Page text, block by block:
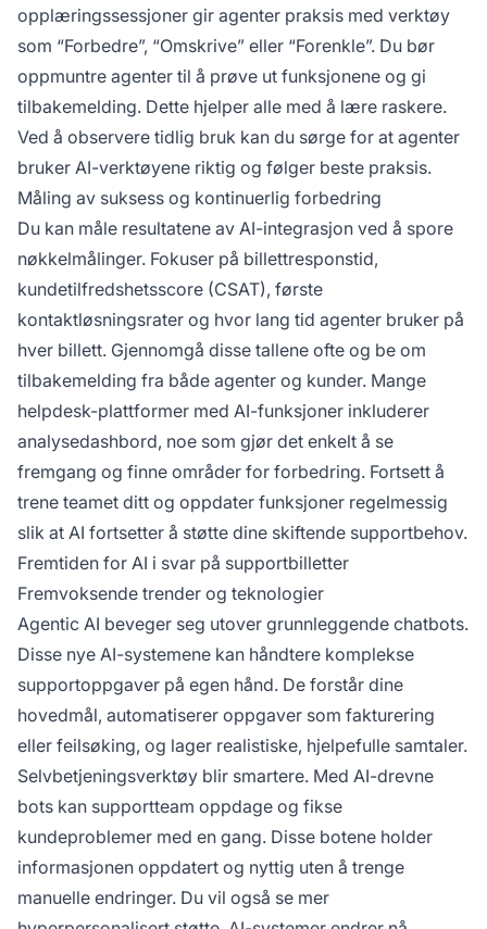
opplæringssessjoner gir agenter praksis med verktøy
som “Forbedre”, “Omskrive” eller “Forenkle”. Du bør
oppmuntre agenter til å prøve ut funksjonene og gi
tilbakemelding. Dette hjelper alle med å lære raskere.
Ved å observere tidlig bruk kan du sørge for at agenter
bruker AI-verktøyene riktig og følger beste praksis.
Måling av suksess og kontinuerlig forbedring
Du kan måle resultatene av AI-integrasjon ved å spore
nøkkelmålinger. Fokuser på billettresponstid,
kundetilfredshetsscore (CSAT), første
kontaktløsningsrater og hvor lang tid agenter bruker på
hver billett. Gjennomgå disse tallene ofte og be om
tilbakemelding fra både agenter og kunder. Mange
helpdesk-plattformer med AI-funksjoner inkluderer
analysedashbord, noe som gjør det enkelt å se
fremgang og finne områder for forbedring. Fortsett å
trene teamet ditt og oppdater funksjoner regelmessig
slik at AI fortsetter å støtte dine skiftende supportbehov.
Fremtiden for AI i svar på supportbilletter
Fremvoksende trender og teknologier
Agentic AI beveger seg utover grunnleggende chatbots.
Disse nye AI-systemene kan håndtere komplekse
supportoppgaver på egen hånd. De forstår dine
hovedmål, automatiserer oppgaver som fakturering
eller feilsøking, og lager realistiske, hjelpefulle samtaler.
Selvbetjeningsverktøy blir smartere. Med AI-drevne
bots kan supportteam oppdage og fikse
kundeproblemer med en gang. Disse botene holder
informasjonen oppdatert og nyttig uten å trenge
manuelle endringer. Du vil også se mer